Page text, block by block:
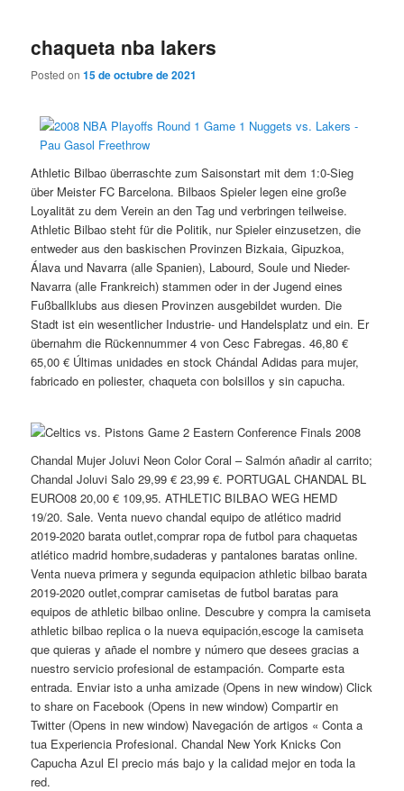
chaqueta nba lakers
Posted on15 de octubre de 2021
Athletic Bilbao überraschte zum Saisonstart mit dem 1:0-Sieg
über Meister FC Barcelona. Bilbaos Spieler legen eine große
Loyalität zu dem Verein an den Tag und verbringen teilweise.
Athletic Bilbao steht für die Politik, nur Spieler einzusetzen, die
entweder aus den baskischen Provinzen Bizkaia, Gipuzkoa,
Álava und Navarra (alle Spanien), Labourd, Soule und Nieder-
Navarra (alle Frankreich) stammen oder in der Jugend eines
Fußballklubs aus diesen Provinzen ausgebildet wurden. Die
Stadt ist ein wesentlicher Industrie- und Handelsplatz und ein. Er
übernahm die Rückennummer 4 von Cesc Fabregas. 46,80 €
65,00 € Últimas unidades en stock Chándal Adidas para mujer,
fabricado en poliester, chaqueta con bolsillos y sin capucha.
Chandal Mujer Joluvi Neon Color Coral – Salmón añadir al carrito;
Chandal Joluvi Salo 29,99 € 23,99 €. PORTUGAL CHANDAL BL
EURO08 20,00 € 109,95. ATHLETIC BILBAO WEG HEMD
19/20. Sale. Venta nuevo chandal equipo de atlético madrid
2019-2020 barata outlet,comprar ropa de futbol para chaquetas
atlético madrid hombre,sudaderas y pantalones baratas online.
Venta nueva primera y segunda equipacion athletic bilbao barata
2019-2020 outlet,comprar camisetas de futbol baratas para
equipos de athletic bilbao online. Descubre y compra la camiseta
athletic bilbao replica o la nueva equipación,escoge la camiseta
que quieras y añade el nombre y número que desees gracias a
nuestro servicio profesional de estampación. Comparte esta
entrada. Enviar isto a unha amizade (Opens in new window) Click
to share on Facebook (Opens in new window) Compartir en
Twitter (Opens in new window) Navegación de artigos « Conta a
tua Experiencia Profesional. Chandal New York Knicks Con
Capucha Azul El precio más bajo y la calidad mejor en toda la
red.